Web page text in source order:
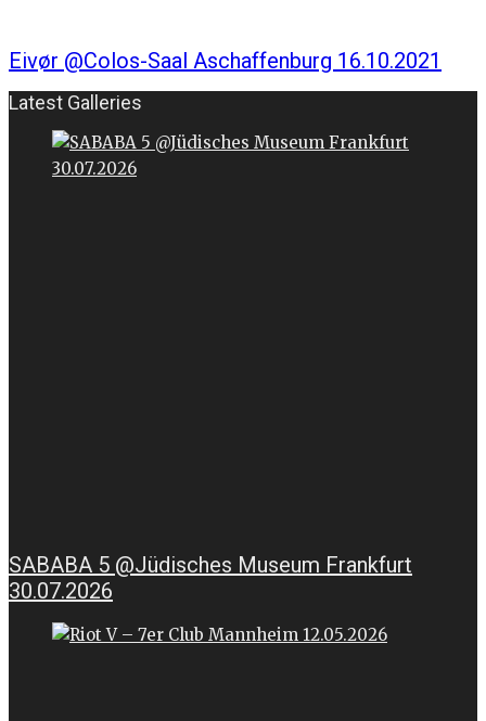
Eivør @Colos-Saal Aschaffenburg 16.10.2021
Latest Galleries
SABABA 5 @Jüdisches Museum Frankfurt
30.07.2026